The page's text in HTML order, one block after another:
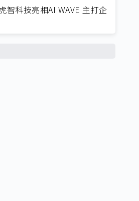
智科技亮相AI WAVE 主打企